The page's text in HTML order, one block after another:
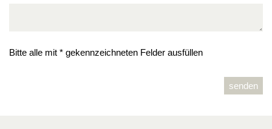
Bitte alle mit * gekennzeichneten Felder ausfüllen